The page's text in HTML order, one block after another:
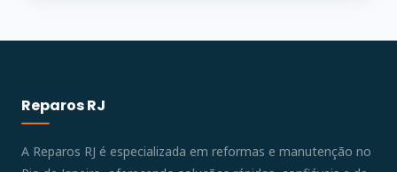
Reparos RJ
A Reparos RJ é especializada em reformas e manutenção no